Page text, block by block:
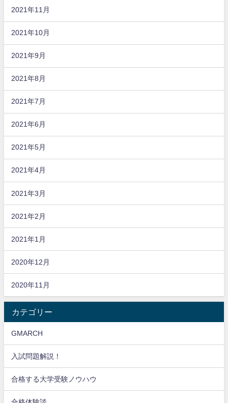
2021年11月
2021年10月
2021年9月
2021年8月
2021年7月
2021年6月
2021年5月
2021年4月
2021年3月
2021年2月
2021年1月
2020年12月
2020年11月
カテゴリー
GMARCH
入試問題解説！
合格する大学受験ノウハウ